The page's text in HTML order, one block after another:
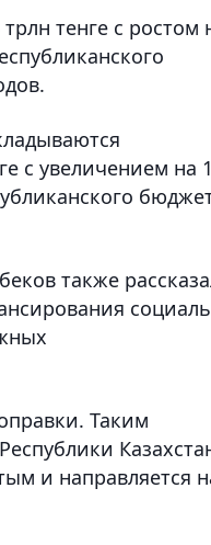
тенге с ростом
с увеличением на
также
Таким
Республики
и направляется